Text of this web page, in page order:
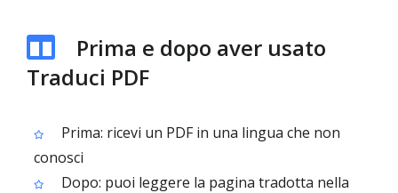
Prima e dopo aver usato
Traduci PDF
Prima: ricevi un PDF in una lingua che non
conosci
Dopo: puoi leggere la pagina tradotta nella